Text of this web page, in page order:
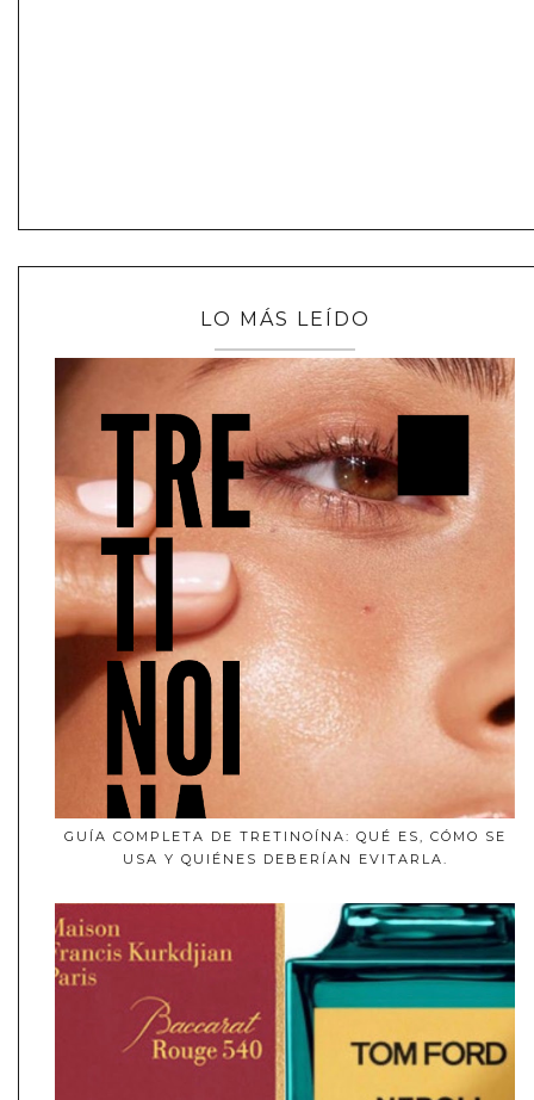
LO MÁS LEÍDO
GUÍA COMPLETA DE TRETINOÍNA: QUÉ ES, CÓMO SE
USA Y QUIÉNES DEBERÍAN EVITARLA.